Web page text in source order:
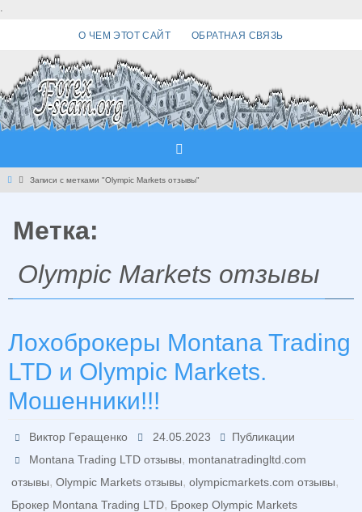
.
О ЧЕМ ЭТОТ САЙТ ОБРАТНАЯ СВЯЗЬ
Главная
Записи с метками "Olympic Markets отзывы"
Метка:
Olympic Markets отзывы
Лохоброкеры Montana Trading
LTD и Olympic Markets.
Мошенники!!!
Виктор Геращенко 24.05.2023
Публикации
Montana Trading LTD отзывы, montanatradingltd.com
отзывы, Olympic Markets отзывы, olympicmarkets.com отзывы,
Брокер Montana Trading LTD, Брокер Olympic Markets